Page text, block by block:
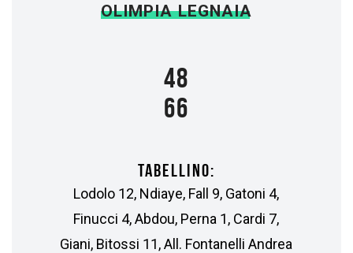
OLIMPIA LEGNAIA
48
66
TABELLINO:
Lodolo 12, Ndiaye, Fall 9, Gatoni 4,
Finucci 4, Abdou, Perna 1, Cardi 7,
Giani, Bitossi 11, All. Fontanelli Andrea